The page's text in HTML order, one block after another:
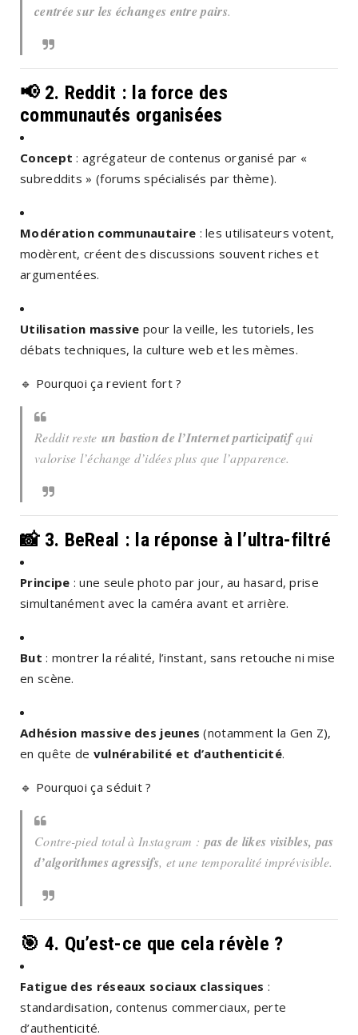
centrée sur les échanges entre pairs.
📢 2. Reddit : la force des
communautés organisées
Concept : agrégateur de contenus organisé par «
subreddits » (forums spécialisés par thème).
Modération communautaire : les utilisateurs votent,
modèrent, créent des discussions souvent riches et
argumentées.
Utilisation massive pour la veille, les tutoriels, les
débats techniques, la culture web et les mèmes.
🔹 Pourquoi ça revient fort ?
Reddit reste un bastion de l’Internet participatifqui
valorise l’échange d’idées plus que l’apparence.
📸 3. BeReal : la réponse à l’ultra-filtré
Principe : une seule photo par jour, au hasard, prise
simultanément avec la caméra avant et arrière.
But : montrer la réalité, l’instant, sans retouche ni mise
en scène.
Adhésion massive des jeunes (notamment la Gen Z),
en quête de vulnérabilité et d’authenticité.
🔹 Pourquoi ça séduit ?
Contre-pied total à Instagram : pas de likes visibles, pas
d’algorithmes agressifs, et une temporalité imprévisible.
🎯 4. Qu’est-ce que cela révèle ?
Fatigue des réseaux sociaux classiques :
standardisation, contenus commerciaux, perte
d’authenticité.